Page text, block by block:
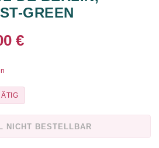
GREEN
€
NICHT BESTELLBAR